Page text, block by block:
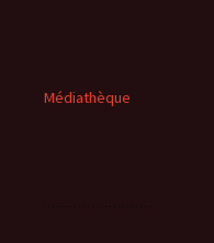
Médiathèque